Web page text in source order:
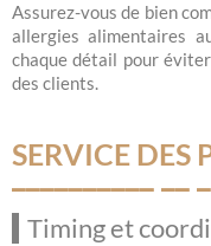
Assurez-vous de bien
allergies alimentaires
chaque détail pour
des clients.
SERVICE DES
Timing et